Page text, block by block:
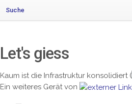
Suche
Let's giess
Kaum ist die Infrastruktur konsolidiert (
Ein weiteres Gerät von